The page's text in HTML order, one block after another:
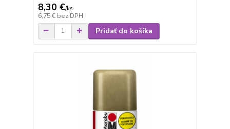
8,30 €/ks
6,75 € bez DPH
Pridať do košíka